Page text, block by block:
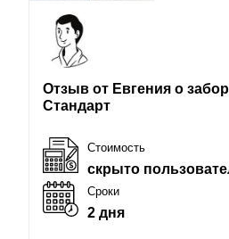
Отзыв от Евгения о
Стандарт
Стоимость
скрыто
Сроки
2 дня